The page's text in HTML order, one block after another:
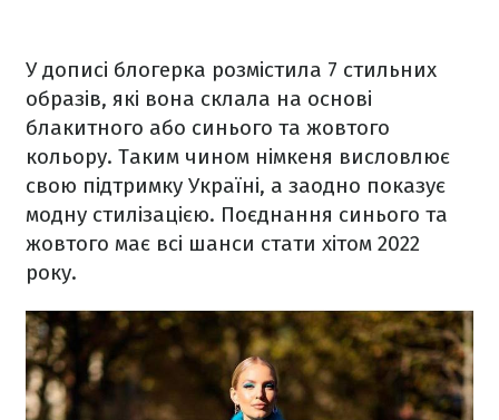
У дописі блогерка розмістила 7 стильних
образів, які вона склала на основі
блакитного або синього та жовтого
кольору. Таким чином німкеня висловлює
свою підтримку Україні, а заодно показує
модну стилізацією. Поєднання синього та
жовтого має всі шанси стати хітом 2022
року.